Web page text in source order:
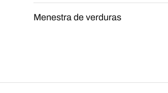
Menestra de verduras